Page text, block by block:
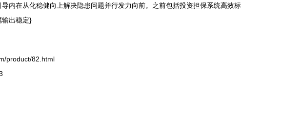
内在从化稳健向上解决隐患问题并行发力向前。之前包括投资担保系统高效标
输出稳定}
product/82.html